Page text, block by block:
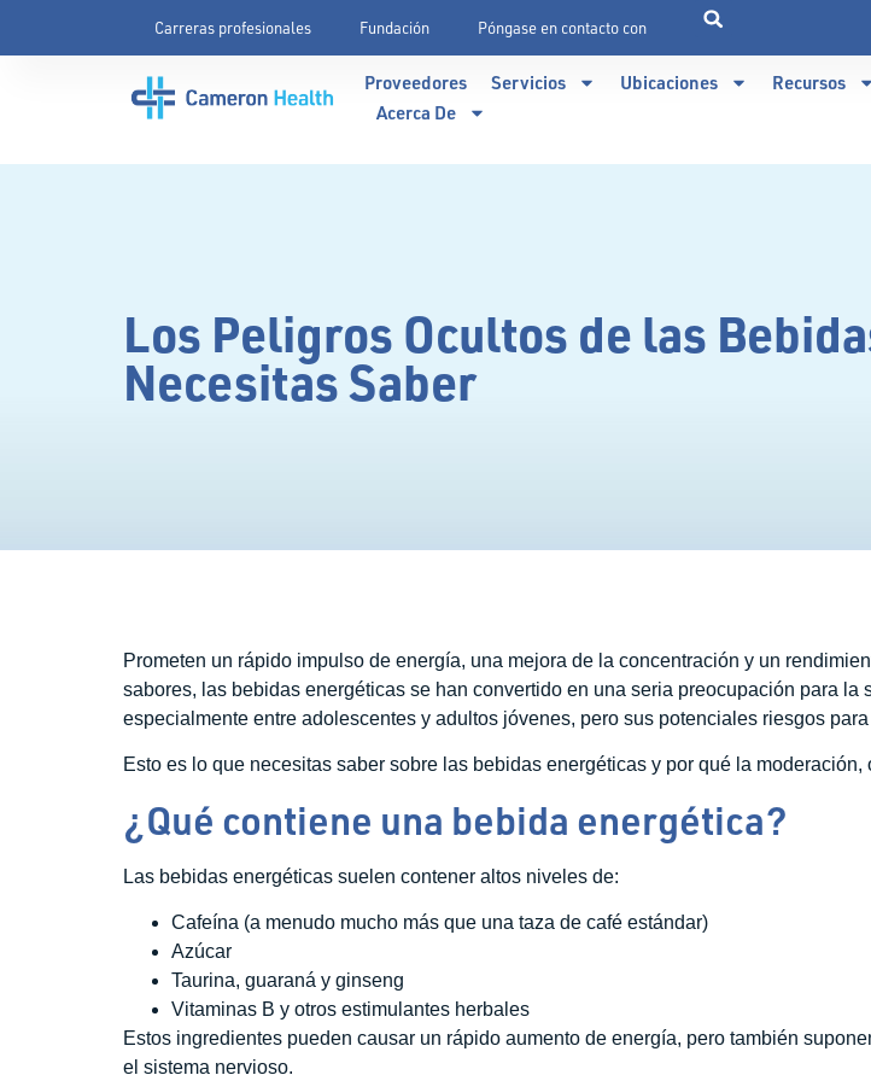
Carreras profesionales Fundación Póngase en contacto con
Proveedores Servicios Ubicaciones
Recursos
Acerca De
Los Peligros Ocultos de las
Necesitas Saber
Prometen un rápido impulso de energía, una mejora de la concentración y un
sabores, las bebidas energéticas se han convertido en una seria preocupación para
especialmente entre adolescentes y adultos jóvenes, pero sus potenciales riesgos
Esto es lo que necesitas saber sobre las bebidas energéticas y por qué la
¿Qué contiene una bebida energética?
Las bebidas energéticas suelen contener altos niveles de:
Cafeína (a menudo mucho más que una taza de café estándar)
Azúcar
Taurina, guaraná y ginseng
Vitaminas B y otros estimulantes herbales
Estos ingredientes pueden causar un rápido aumento de energía, pero también
el sistema nervioso.